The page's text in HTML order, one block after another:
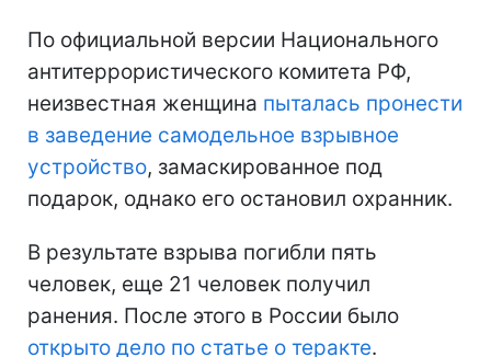
По официальной версии Национального
антитеррористического комитета РФ,
неизвестная женщина пыталась пронести
в заведение самодельное взрывное
устройство, замаскированное под
подарок, однако его остановил охранник.
В результате взрыва погибли пять
человек, еще 21 человек получил
ранения. После этого в России было
открыто дело по статье о теракте.